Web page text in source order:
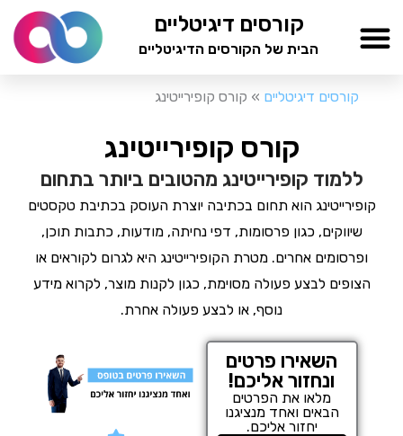
לתוכן
קורסים דיגיטליים
הבית של הקורסים הדיגיטליים
קורסים דיגיטליים » קורס קופירייטינג
קורס קופירייטינג
ללמוד קופירייטינג מהטובים ביותר בתחום
קופירייטינג הוא תחום בכתיבה יוצרת העוסק בכתיבת טקסטים
שיווקים, כגון פרסומות, דפי נחיתה, מודעות, כתבות תוכן,
ופרסומים אחרים. מטרת הקופירייטינג היא לגרום לקוראים או
הצופים לבצע פעולה מסוימת, כגון לקנות מוצר, לקרוא מידע
נוסף, או לבצע פעולה אחרת.
השאירו פרטים
ונחזור אליכם!
מלאו את הפרטים
הבאים ואחד מנציגנו
יחזור אליכם.